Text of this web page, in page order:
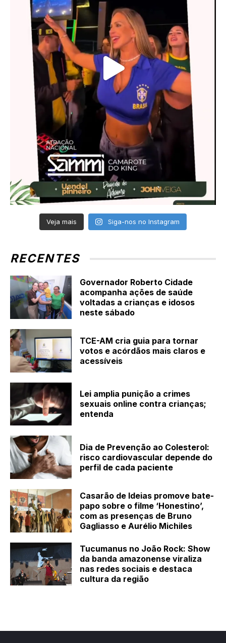
Veja mais Siga-nos no Instagram
RECENTES
Governador Roberto Cidade
acompanha ações de saúde
voltadas a crianças e idosos
neste sábado
TCE-AM cria guia para tornar
votos e acórdãos mais claros e
acessíveis
Lei amplia punição a crimes
sexuais online contra crianças;
entenda
Dia de Prevenção ao Colesterol:
risco cardiovascular depende do
perfil de cada paciente
Casarão de Ideias promove bate-
papo sobre o filme ‘Honestino’,
com as presenças de Bruno
Gagliasso e Aurélio Michiles
Tucumanus no João Rock: Show
da banda amazonense viraliza
nas redes sociais e destaca
cultura da região